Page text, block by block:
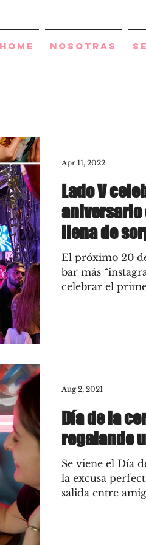
Home Nosotras
Lado V
aniversario
llena de
El próximo 20
bar más
celebrar el
Apr 11, 2022
Día de la
regalando
Se viene el Día
la excusa
salida entre
Aug 2, 2021